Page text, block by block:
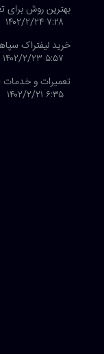
بهترین روش برای
۷:۲۸ ۱۴۰۲/۲/۲۴
خرید لیفتراک
۵:۵۷ ۱۴۰۲/۲/۲۳
تعمیرات و خدمات
۶:۳۵ ۱۴۰۲/۲/۲۱